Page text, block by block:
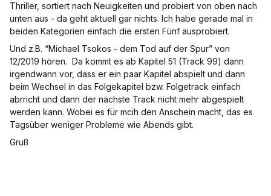
Thriller, sortiert nach Neuigkeiten und probiert von oben nach
unten aus - da geht aktuell gar nichts. Ich habe gerade mal in
beiden Kategorien einfach die ersten Fünf ausprobiert.
Und z.B. “Michael Tsokos - dem Tod auf der Spur” von
12/2019 hören. Da kommt es ab Kapitel 51 (Track 99) dann
irgendwann vor, dass er ein paar Kapitel abspielt und dann
beim Wechsel in das Folgekapitel bzw. Folgetrack einfach
abrricht und dann der nächste Track nicht mehr abgespielt
werden kann. Wobei es für mcih den Anschein macht, das es
Tagsüber weniger Probleme wie Abends gibt.
Gruß